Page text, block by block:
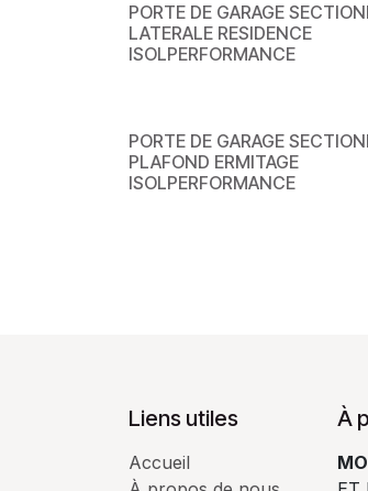
PORTE DE GARAGE
LATERALE RESIDENCE
ISOLPERFORMANCE
PORTE DE GARAGE
PLAFOND ERMITAGE
ISOLPERFORMANCE
Liens utiles
Accueil
À